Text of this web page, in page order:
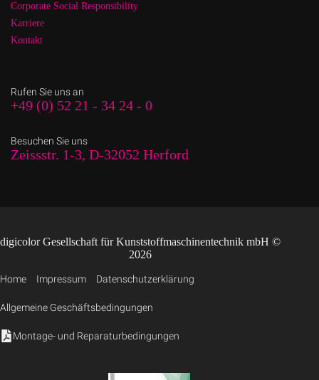
Corporate Social Responsibility
Karriere
Kontakt
Rufen Sie uns an
+49 (0) 52 21 - 34 24 - 0
Besuchen Sie uns
Zeissstr. 1-3, D-32052 Herford
digicolor Gesellschaft für Kunststoffmaschinentechnik mbH ©
2026
Home Impressum Datenschutzerklärung
Allgemeine Geschäftsbedingungen
Montage- und Reparaturbedingungen